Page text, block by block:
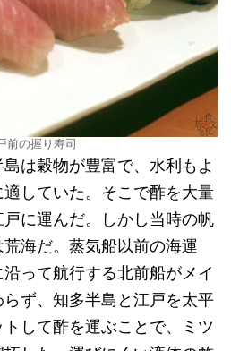
前の握り寿司
は穀物が豊富で、水利もよ
していた。そこで酢を大量
に運んだ。しかし当時の帆
海だ。蒸気船以前の海運
って航行する北前船がメイ
ず、知多半島と江戸を太平
して酢を運ぶことで、ミツ